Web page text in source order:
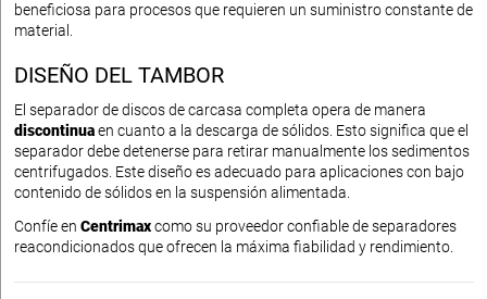
beneficiosa para procesos que requieren un suministro constante de
material.
DISEÑO DEL TAMBOR
El separador de discos de carcasa completa opera de manera
discontinuaen cuanto a la descarga de sólidos. Esto significa que el
separador debe detenerse para retirar manualmente los sedimentos
centrifugados. Este diseño es adecuado para aplicaciones con bajo
contenido de sólidos en la suspensión alimentada.
Confíe en Centrimaxcomo su proveedor confiable de separadores
reacondicionados que ofrecen la máxima fiabilidad y rendimiento.